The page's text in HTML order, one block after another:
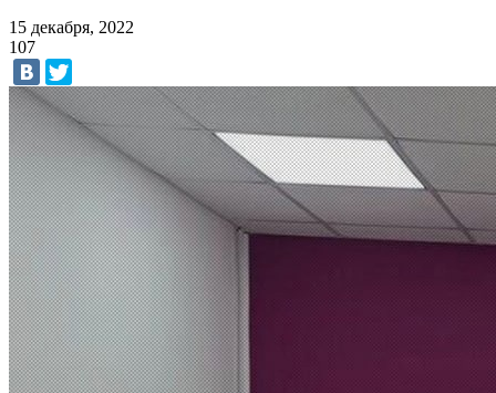
15 декабря, 2022
107